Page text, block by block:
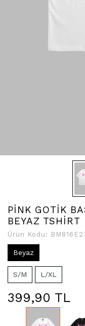
PİNK GOTİK
BEYAZ TSHİRT
Ürün Kodu:
Beyaz
S/M L/XL
399,90 TL